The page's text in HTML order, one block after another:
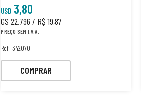
USD 3,80
GS 22.796 / R$ 19,87
PREÇO SEM I.V.A.
Ref.: 342070
COMPRAR